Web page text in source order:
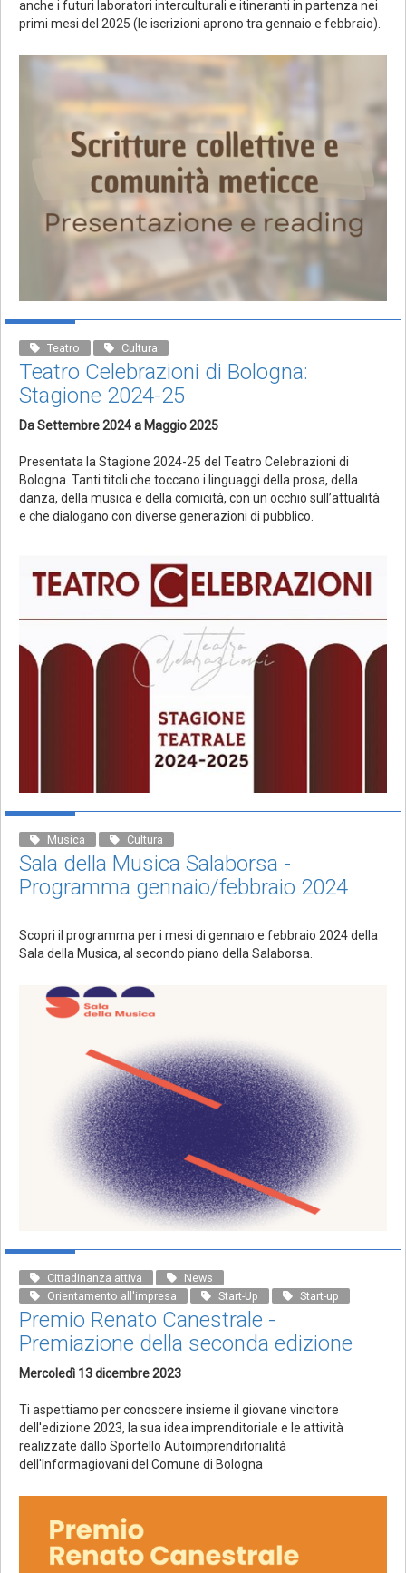
anche i futuri laboratori interculturali e itineranti in partenza nei
primi mesi del 2025 (le iscrizioni aprono tra gennaio e febbraio).
Teatro Cultura
Teatro Celebrazioni di Bologna:
Stagione 2024-25
Da Settembre 2024 a Maggio 2025
Presentata la Stagione 2024-25 del Teatro Celebrazioni di
Bologna. Tanti titoli che toccano i linguaggi della prosa, della
danza, della musica e della comicità, con un occhio sull’attualità
e che dialogano con diverse generazioni di pubblico.
Musica Cultura
Sala della Musica Salaborsa -
Programma gennaio/febbraio 2024
Scopri il programma per i mesi di gennaio e febbraio 2024 della
Sala della Musica, al secondo piano della Salaborsa.
Cittadinanza attiva
News
Orientamento all'impresa
Start-Up Start-up
Premio Renato Canestrale -
Premiazione della seconda edizione
Mercoledì 13 dicembre 2023
Ti aspettiamo per conoscere insieme il giovane vincitore
dell'edizione 2023, la sua idea imprenditoriale e le attività
realizzate dallo Sportello Autoimprenditorialità
dell'Informagiovani del Comune di Bologna